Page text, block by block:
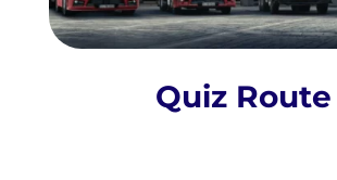
Quiz Route